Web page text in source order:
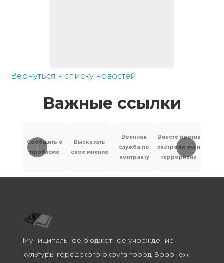
Вернуться к списку новостей
Важные ссылки
‹
Сообщить о
проблеме
Высказать
свое мнение
Военная
служба по
контракту
Вместе против
экстремизма и
терроризма
›
Муниципальное бюджетное учреждение
культуры городского округа город Воронеж